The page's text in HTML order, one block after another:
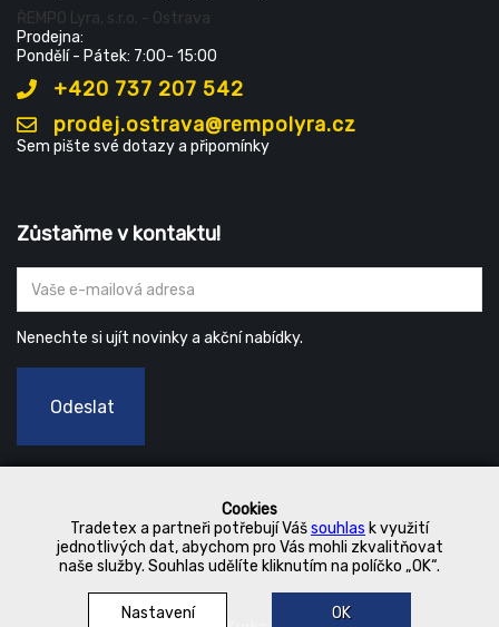
Cookies
Tradetex a partneři potřebují Vášsouhlas k využití
jednotlivých dat, abychom pro Vás mohli zkvalitňovat
naše služby. Souhlas udělíte kliknutím na políčko „OK“.
Nastavení OK
ŘEMPO Lyra, s.r.o. - Ostrava
Prodejna:
Pondělí - Pátek: 7:00- 15:00
+420 737 207 542
prodej.ostrava@rempolyra.cz
Sem pište své dotazy a připomínky
Zůstaňme v kontaktu!
Nenechte si ujít novinky a akční nabídky.
Odeslat